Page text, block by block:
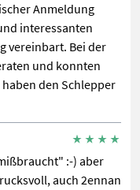
Anmeldung
interessanten
vereinbart. Bei der
und konnten
den Schlepper
:-) aber
auch 2ennan